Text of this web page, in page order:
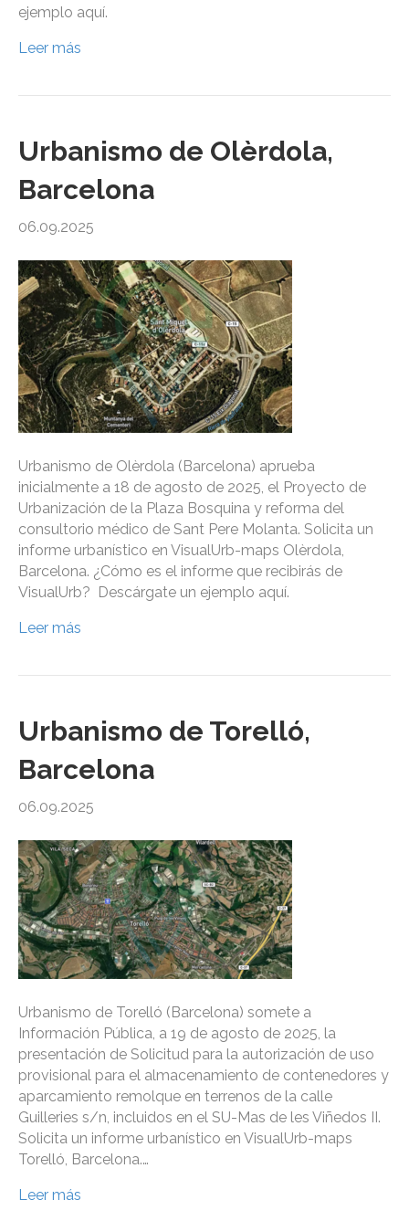
ejemplo aquí.
Leer más
Urbanismo de Olèrdola,
Barcelona
06.09.2025
Urbanismo de Olèrdola (Barcelona) aprueba
inicialmente a 18 de agosto de 2025, el Proyecto de
Urbanización de la Plaza Bosquina y reforma del
consultorio médico de Sant Pere Molanta. Solicita un
informe urbanístico en VisualUrb-maps Olèrdola,
Barcelona. ¿Cómo es el informe que recibirás de
VisualUrb? Descárgate un ejemplo aquí.
Leer más
Urbanismo de Torelló,
Barcelona
06.09.2025
Urbanismo de Torelló (Barcelona) somete a
Información Pública, a 19 de agosto de 2025, la
presentación de Solicitud para la autorización de uso
provisional para el almacenamiento de contenedores y
aparcamiento remolque en terrenos de la calle
Guilleries s/n, incluidos en el SU-Mas de les Viñedos II.
Solicita un informe urbanístico en VisualUrb-maps
Torelló, Barcelona.…
Leer más